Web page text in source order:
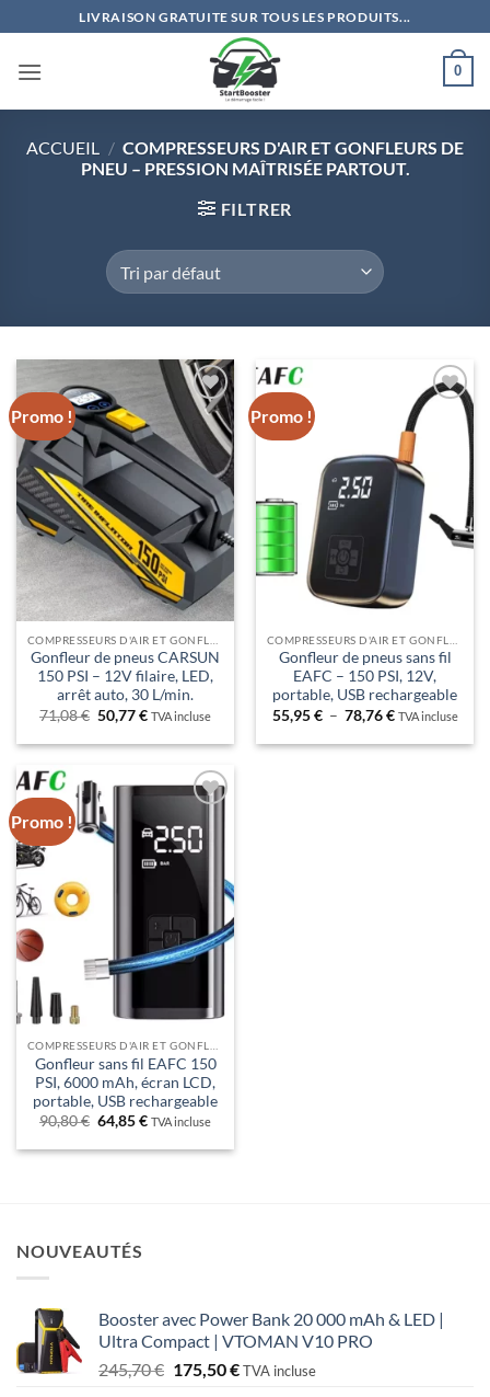
au
contenu
LIVRAISON GRATUITE SUR TOUS LES PRODUITS...
0
ACCUEIL / COMPRESSEURS D'AIR ET GONFLEURS DE
PNEU – PRESSION MAÎTRISÉE PARTOUT.
FILTRER
Promo !
Ajouter
à la liste
de
souhaits
Gonfleur de pneus CARSUN
150 PSI – 12V filaire, LED,
arrêt auto, 30 L/min.
71,08€ Le
prix
initial
50,77€Le
actuel
50,77 €.
TVA incluse
Promo !
Ajouter
Gonfleur de pneus sans fil
EAFC – 150 PSI, 12V,
portable, USB rechargeable
55,95€ – 78,76€Plage
prix :
TVA incluse
Promo !
à la liste
de
souhaits
Gonfleur sans fil EAFC 150
PSI, 6000 mAh, écran LCD,
portable, USB rechargeable
90,80€ Le
prix
initial
64,85€Le
actuel
TVA incluse
NOUVEAUTÉS
Booster avec Power Bank 20 000 mAh & LED |
Ultra Compact | VTOMAN V10 PRO
245,70€ Le
175,50€Le
TVA incluse